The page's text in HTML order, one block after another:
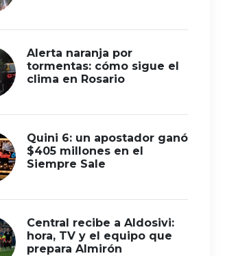
Alerta naranja por
tormentas: cómo sigue el
clima en Rosario
Quini 6: un apostador ganó
$405 millones en el
Siempre Sale
Central recibe a Aldosivi:
hora, TV y el equipo que
prepara Almirón